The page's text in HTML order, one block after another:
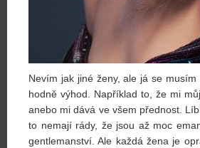
Nevím jak jiné ženy, ale já se
hodně výhod. Například to, že mi
anebo mi dává ve všem přednost.
to nemají rády, že jsou až moc
gentlemanství. Ale každá žena je